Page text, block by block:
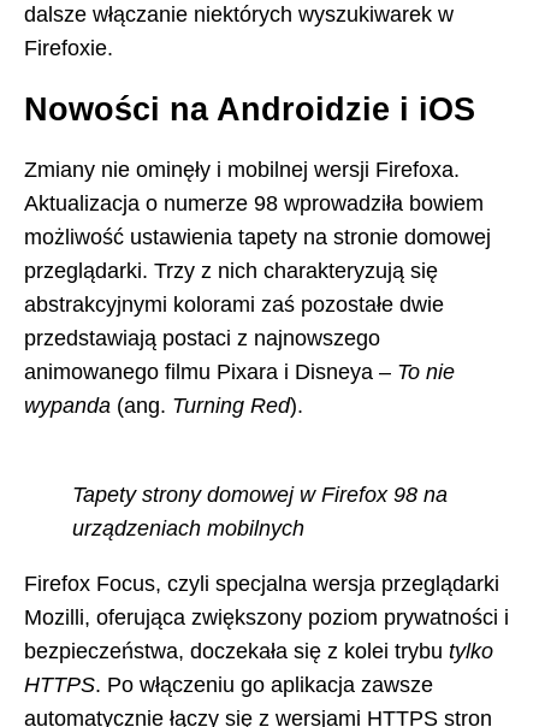
dalsze włączanie niektórych wyszukiwarek w
Firefoxie.
Nowości na Androidzie i iOS
Zmiany nie ominęły i mobilnej wersji Firefoxa.
Aktualizacja o numerze 98 wprowadziła bowiem
możliwość ustawienia tapety na stronie domowej
przeglądarki. Trzy z nich charakteryzują się
abstrakcyjnymi kolorami zaś pozostałe dwie
przedstawiają postaci z najnowszego
animowanego filmu Pixara i Disneya – To nie
wypanda (ang. Turning Red).
Tapety strony domowej w Firefox 98 na
urządzeniach mobilnych
Firefox Focus, czyli specjalna wersja przeglądarki
Mozilli, oferująca zwiększony poziom prywatności i
bezpieczeństwa, doczekała się z kolei trybu tylko
HTTPS. Po włączeniu go aplikacja zawsze
automatycznie łączy się z wersjami HTTPS stron